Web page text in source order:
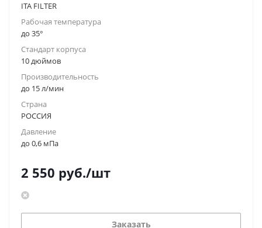
ITA FILTER
Рабочая температура
до 35°
Стандарт корпуса
10 дюймов
Производительность
до 15 л/мин
Страна
РОССИЯ
Давление
до 0,6 мПа
2 550 руб./шт
Заказать